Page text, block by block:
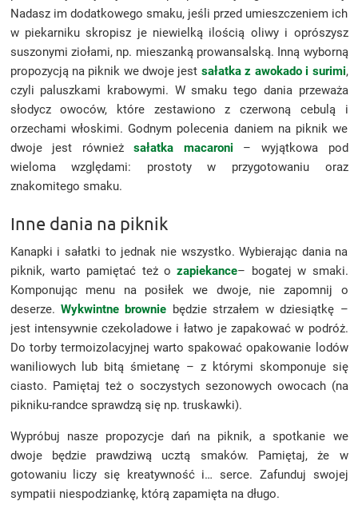
Nadasz im dodatkowego smaku, jeśli przed umieszczeniem ich
w piekarniku skropisz je niewielką ilością oliwy i oprószysz
suszonymi ziołami, np. mieszanką prowansalską. Inną wyborną
propozycją na piknik we dwoje jest sałatka z awokado i surimi,
czyli paluszkami krabowymi. W smaku tego dania przeważa
słodycz owoców, które zestawiono z czerwoną cebulą i
orzechami włoskimi. Godnym polecenia daniem na piknik we
dwoje jest równieżsałatka macaroni – wyjątkowa pod
wieloma względami: prostoty w przygotowaniu oraz
znakomitego smaku.
Inne dania na piknik
Kanapki i sałatki to jednak nie wszystko. Wybierając dania na
piknik, warto pamiętać też ozapiekance– bogatej w smaki.
Komponując menu na posiłek we dwoje, nie zapomnij o
deserze. Wykwintne brownie będzie strzałem w dziesiątkę –
jest intensywnie czekoladowe i łatwo je zapakować w podróż.
Do torby termoizolacyjnej warto spakować opakowanie lodów
waniliowych lub bitą śmietanę – z którymi skomponuje się
ciasto. Pamiętaj też o soczystych sezonowych owocach (na
pikniku-randce sprawdzą się np. truskawki).
Wypróbuj nasze propozycje dań na piknik, a spotkanie we
dwoje będzie prawdziwą ucztą smaków. Pamiętaj, że w
gotowaniu liczy się kreatywność i… serce. Zafunduj swojej
sympatii niespodziankę, którą zapamięta na długo.